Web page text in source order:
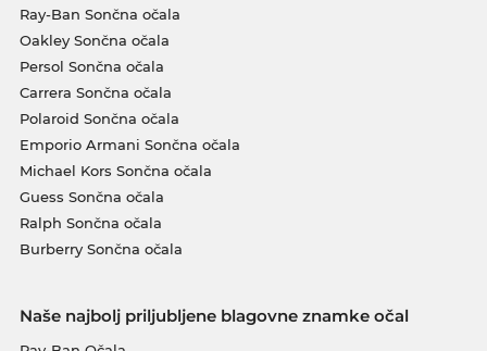
Ray-Ban Sončna očala
Oakley Sončna očala
Persol Sončna očala
Carrera Sončna očala
Polaroid Sončna očala
Emporio Armani Sončna očala
Michael Kors Sončna očala
Guess Sončna očala
Ralph Sončna očala
Burberry Sončna očala
Naše najbolj priljubljene blagovne znamke očal